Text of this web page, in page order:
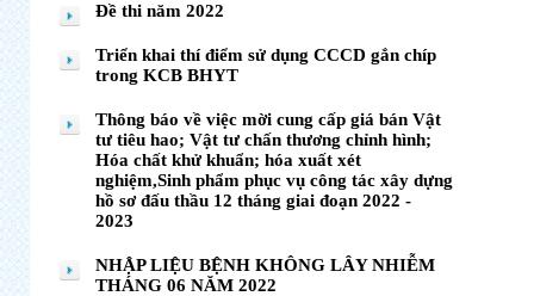
Đề thi năm 2022
Triển khai thí điểm sử dụng CCCD gắn chíp
trong KCB BHYT
Thông báo về việc mời cung cấp giá bán Vật
tư tiêu hao; Vật tư chấn thương chỉnh hình;
Hóa chất khử khuẩn; hóa xuất xét
nghiệm,Sinh phẩm phục vụ công tác xây dựng
hồ sơ đấu thầu 12 tháng giai đoạn 2022 -
2023
NHẬP LIỆU BỆNH KHÔNG LÂY NHIỄM
THÁNG 06 NĂM 2022